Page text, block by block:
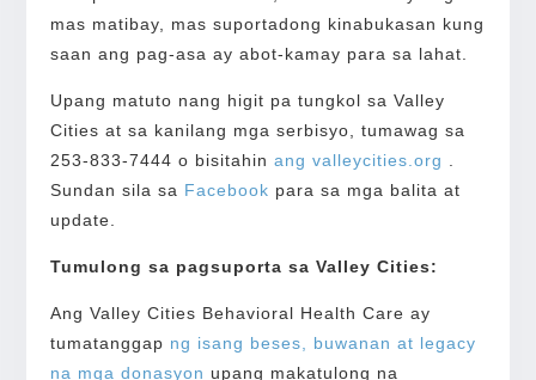
mas matibay, mas suportadong kinabukasan kung
saan ang pag-asa ay abot-kamay para sa lahat.
Upang matuto nang higit pa tungkol sa Valley
Cities at sa kanilang mga serbisyo, tumawag sa
253-833-7444 o bisitahinang valleycities.org
Sundan sila sa Facebook para sa mga balita at
update.
Tumulong sa pagsuporta sa Valley Cities:
Ang Valley Cities Behavioral Health Care ay
tumatanggap ng isang beses, buwanan at legacy
na mga donasyon upang makatulong na